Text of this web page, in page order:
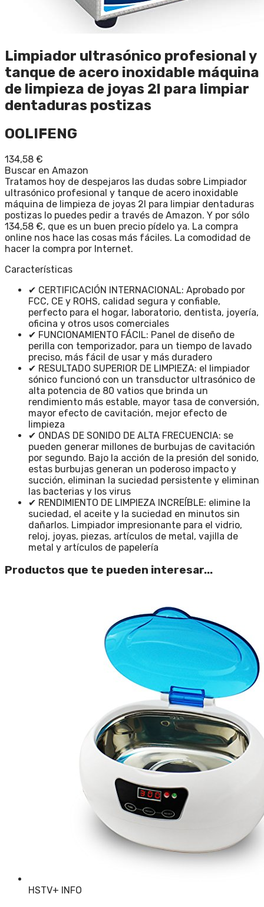
Limpiador ultrasónico profesional y
tanque de acero inoxidable máquina
de limpieza de joyas 2l para limpiar
dentaduras postizas
OOLIFENG
134,58 €
Buscar en Amazon
Tratamos hoy de despejaros las dudas sobre Limpiador
ultrasónico profesional y tanque de acero inoxidable
máquina de limpieza de joyas 2l para limpiar dentaduras
postizas lo puedes pedir a través de Amazon. Y por sólo
134,58 €, que es un buen precio pídelo ya. La compra
online nos hace las cosas más fáciles. La comodidad de
hacer la compra por Internet.
Características
✔ CERTIFICACIÓN INTERNACIONAL: Aprobado por
FCC, CE y ROHS, calidad segura y confiable,
perfecto para el hogar, laboratorio, dentista, joyería,
oficina y otros usos comerciales
✔ FUNCIONAMIENTO FÁCIL: Panel de diseño de
perilla con temporizador, para un tiempo de lavado
preciso, más fácil de usar y más duradero
✔ RESULTADO SUPERIOR DE LIMPIEZA: el limpiador
sónico funcionó con un transductor ultrasónico de
alta potencia de 80 vatios que brinda un
rendimiento más estable, mayor tasa de conversión,
mayor efecto de cavitación, mejor efecto de
limpieza
✔ ONDAS DE SONIDO DE ALTA FRECUENCIA: se
pueden generar millones de burbujas de cavitación
por segundo. Bajo la acción de la presión del sonido,
estas burbujas generan un poderoso impacto y
succión, eliminan la suciedad persistente y eliminan
las bacterias y los virus
✔ RENDIMIENTO DE LIMPIEZA INCREÍBLE: elimine la
suciedad, el aceite y la suciedad en minutos sin
dañarlos. Limpiador impresionante para el vidrio,
reloj, joyas, piezas, artículos de metal, vajilla de
metal y artículos de papelería
Productos que te pueden interesar...
HSTV+ INFO